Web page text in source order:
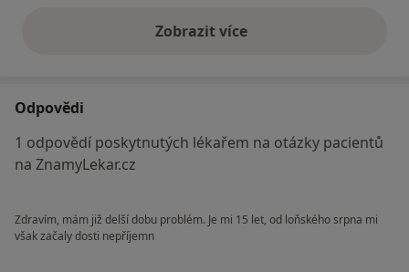
Zobrazit vícevýše uvedené názory
Odpovědi
1 odpovědí poskytnutých lékařem na otázky pacientů
na ZnamyLekar.cz
Zdravím, mám již delší dobu problém. Je mi 15 let, od loňského srpna mi
však začaly dosti nepříjemn